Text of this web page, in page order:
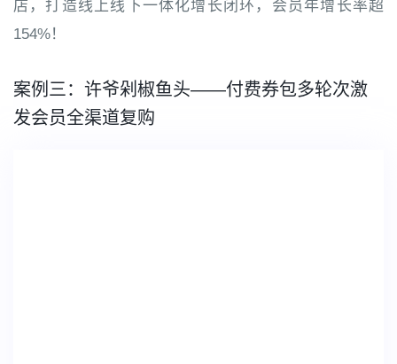
店，打造线上线下一体化增长闭环，会员年增长率超
154%！
案例三：许爷剁椒鱼头——付费券包多轮次激
发会员全渠道复购